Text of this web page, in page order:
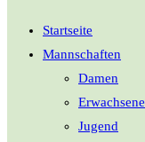
Startseite
Mannschaften
Damen
Erwachsene
Jugend